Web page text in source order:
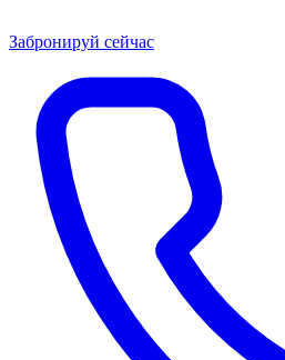
Забронируй сейчас